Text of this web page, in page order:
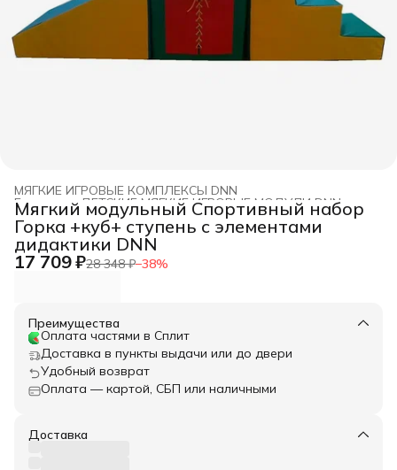
МЯГКИЕ ИГРОВЫЕ КОМПЛЕКСЫ DNN
ДЕТСКИЕ МЯГКИЕ ИГРОВЫЕ МОДУЛИ DNN ›
Главная ›
Мягкий модульный Спортивный набор
Горка +куб+ ступень с элементами
дидактики DNN
17 709 ₽28 348 ₽−38%
Преимущества
Оплата частями в Сплит
Доставка в пункты выдачи или до двери
Удобный возврат
Оплата — картой, СБП или наличными
Доставка